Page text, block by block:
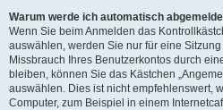
Warum werde ich automatisch
Wenn Sie beim Anmelden das
auswählen, werden Sie nur für eine
Missbrauch Ihres Benutzerkontos durch
bleiben, können Sie das Kästchen
auswählen. Dies ist nicht empfehlenswert,
Computer, zum Beispiel in einem